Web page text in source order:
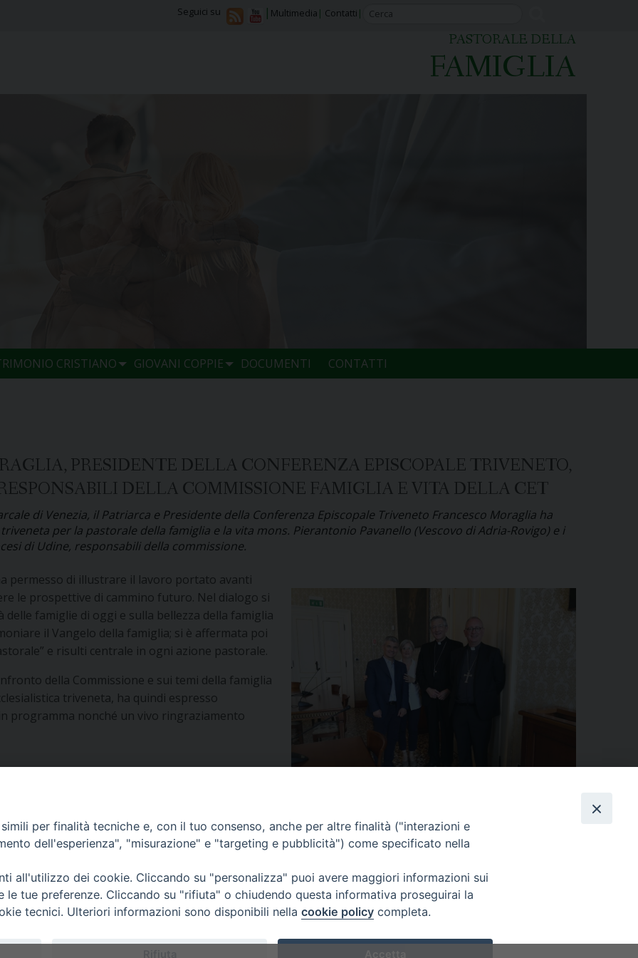
Multimedia Contatti
Seguici su
PASTORALE DELLA
FAMIGLIA
CRISTIANO GIOVANI COPPIE DOCUMENTI CONTATTI
PRESIDENTE DELLA CONFERENZA EPISCOPALE TRIVENETO,
DELLA COMMISSIONE FAMIGLIA E VITA DELLA CET
di Venezia, il Patriarca e Presidente della Conferenza Episcopale Triveneto Francesco Moraglia ha
per la pastorale della famiglia e la vita mons. Pierantonio Pavanello (Vescovo di Adria-Rovigo) e i
di Udine, responsabili della commissione.
permesso di illustrare il lavoro portato avanti
le prospettive di cammino futuro. Nel dialogo si
famiglie di oggi e sulla bellezza della famiglia
il Vangelo della famiglia; si è affermata poi
e risulti centrale in ogni azione pastorale.
della Commissione e sui temi della famiglia
triveneta, ha quindi espresso
programma nonché un vivo ringraziamento
al matrimonio cristiano
Udine 2017
per finalità tecniche e, con il tuo consenso, anche per altre finalità ("interazioni e
dell'esperienza", "misurazione" e "targeting e pubblicità") come specificato nella
all'utilizzo dei cookie. Cliccando su "personalizza" puoi avere maggiori informazioni sui
le tue preferenze. Cliccando su "rifiuta" o chiudendo questa informativa proseguirai la
tecnici. Ulteriori informazioni sono disponibili nella cookie policy completa.